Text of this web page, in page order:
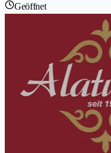
Geöffnet